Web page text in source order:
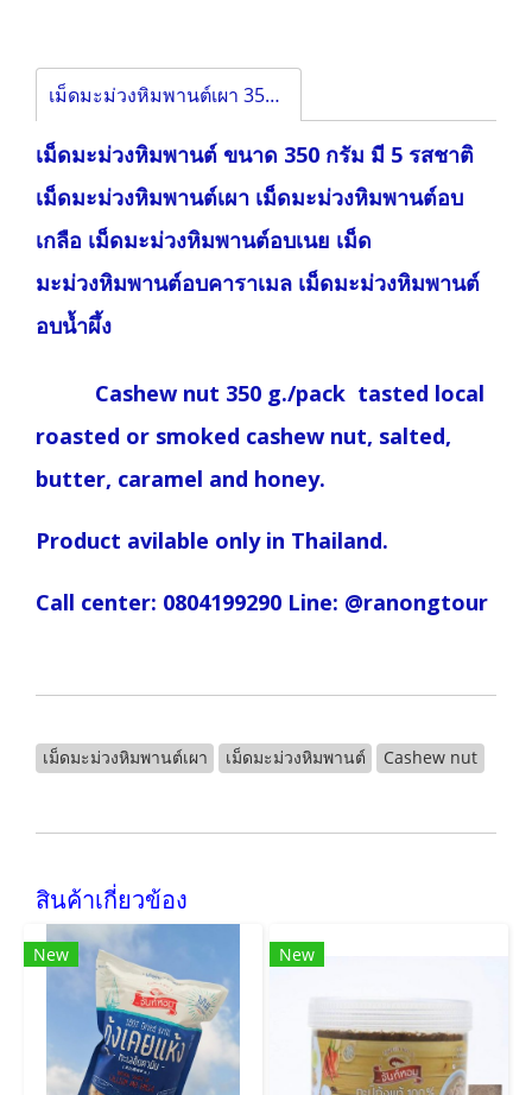
เม็ดมะม่วงหิมพานต์เผา 350 กรัม
เม็ดมะม่วงหิมพานต์ ขนาด 350 กรัม มี 5 รสชาติ
เม็ดมะม่วงหิมพานต์เผา เม็ดมะม่วงหิมพานต์อบ
เกลือ เม็ดมะม่วงหิมพานต์อบเนย เม็ด
มะม่วงหิมพานต์อบคาราเมล เม็ดมะม่วงหิมพานต์
อบน้ำผึ้ง
Cashew nut 350 g./pack tasted local
roasted or smoked cashew nut, salted,
butter, caramel and honey.
Product avilable only in Thailand.
Call center: 0804199290 Line: @ranongtour
เม็ดมะม่วงหิมพานต์เผา เม็ดมะม่วงหิมพานต์ Cashew nut
สินค้าเกี่ยวข้อง
New New